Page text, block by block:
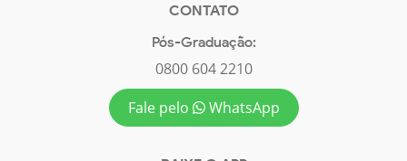
CONTATO
Pós-Graduação:
0800 604 2210
Fale pelo
WhatsApp